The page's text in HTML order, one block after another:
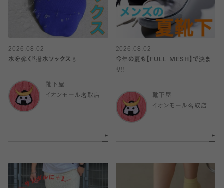
2026.08.02
水を弾く⁉️撥水ソックス💧
靴下屋
イオンモール名取店
2026.08.02
今年の夏も【FULL MESH】で決ま
り️‼️
靴下屋
イオンモール名取店